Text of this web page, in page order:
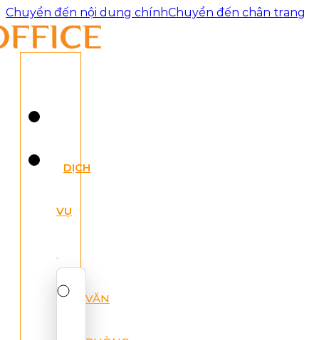
Chuyển đến nội dung chínhChuyển đến chân trang
DỊCH
VỤ
VĂN